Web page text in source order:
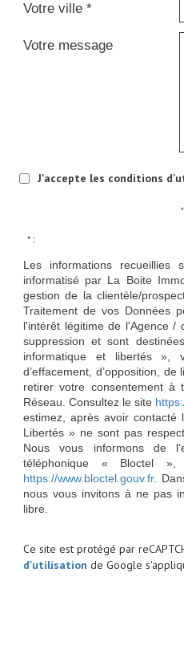
Votre ville *
Votre message
J'accepte les conditions
* :
Les informations
informatisé par La Boite
gestion de la clientèle/
Traitement de vos Données
l'intérêt légitime de l'Agence /
suppression et sont
informatique et libertés »,
d’effacement, d’opposition,
retirer votre consentement à
Réseau. Consultez le site
estimez, après avoir
Libertés » ne sont pas
Nous vous informons de
téléphonique « Bloctel
https://www.bloctel.gouv.fr.
nous vous invitons à ne pas
libre.
Ce site est protégé par
d'utilisation de Google